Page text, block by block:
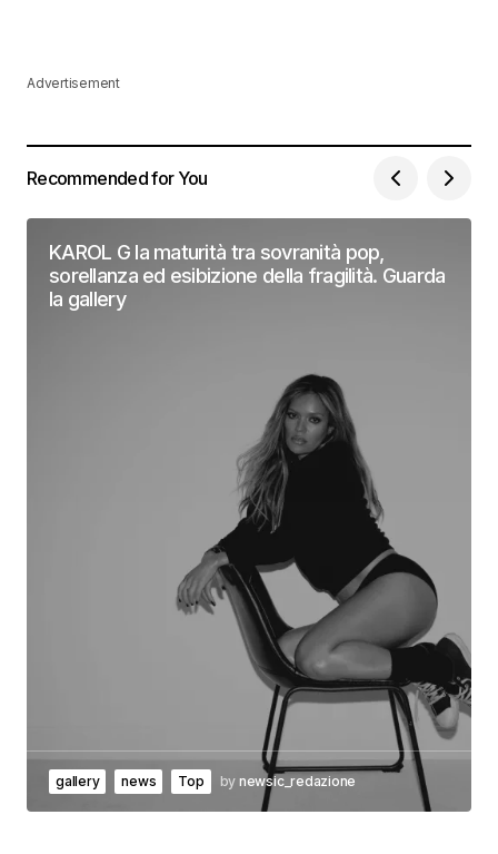
Advertisement
Recommended for You
KAROL G la maturità tra sovranità pop,
sorellanza ed esibizione della fragilità. Guarda
la gallery
gallery news Top by newsic_redazione